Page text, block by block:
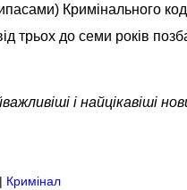
Кримінального
трьох до семи років
і найцікавіші
| Кримінал